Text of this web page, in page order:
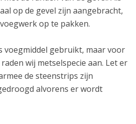
op de gevel zijn aangebracht,
op te pakken.
voegmiddel gebruikt, maar voor
wij metselspecie aan. Let er
de steenstrips zijn
alvorens er wordt